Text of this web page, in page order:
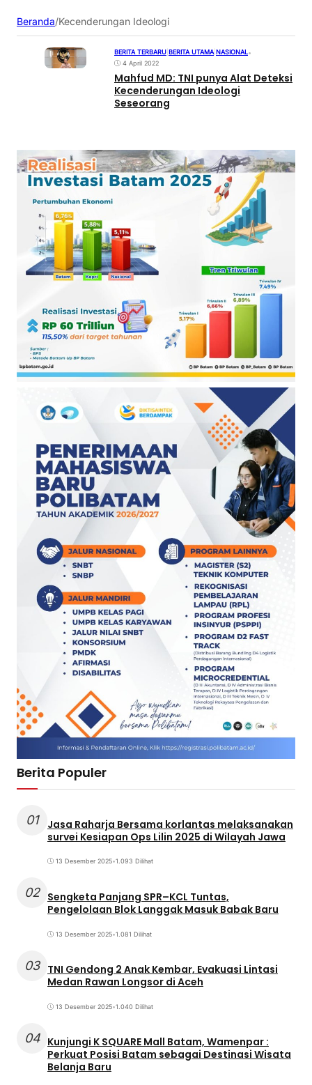
Beranda/Kecenderungan Ideologi
BERITA TERBARU BERITA UTAMA| NASIONAL•
4 April 2022
Mahfud MD: TNI punya Alat Deteksi
Kecenderungan Ideologi
Seseorang
Berita Populer
01
Jasa Raharja Bersama korlantas melaksanakan
survei Kesiapan Ops Lilin 2025 di Wilayah Jawa
13 Desember 2025•1.093 Dilihat
02 Sengketa Panjang SPR–KCL Tuntas,
Pengelolaan Blok Langgak Masuk Babak Baru
13 Desember 2025•1.081 Dilihat
03 TNI Gendong 2 Anak Kembar, Evakuasi Lintasi
Medan Rawan Longsor di Aceh
13 Desember 2025•1.040 Dilihat
04 Kunjungi K SQUARE Mall Batam, Wamenpar :
Perkuat Posisi Batam sebagai Destinasi Wisata
Belanja Baru